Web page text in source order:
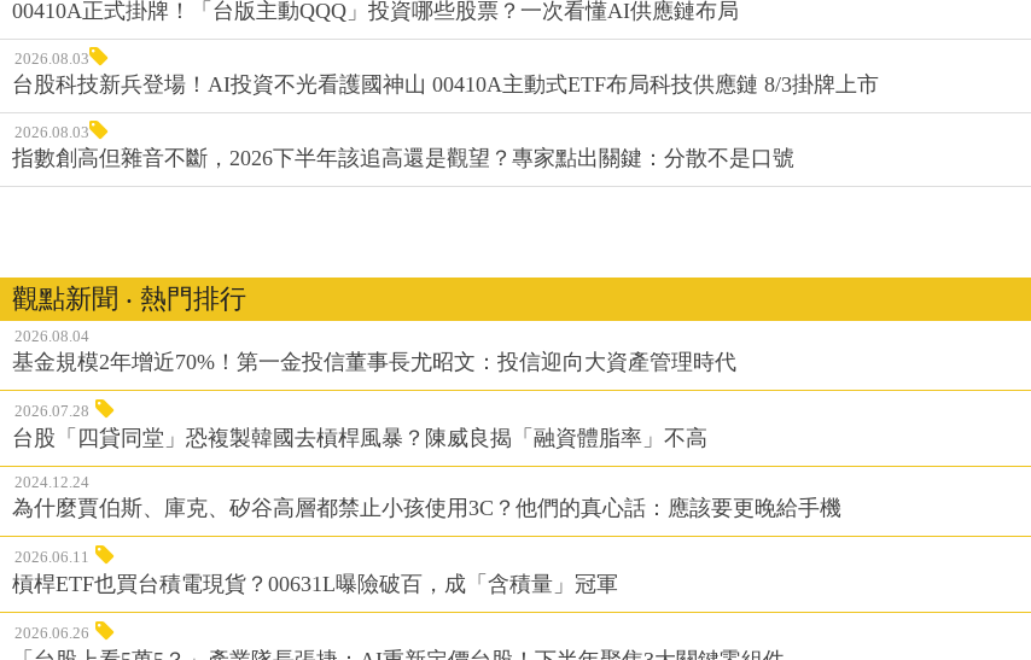
00410A正式掛牌！「台版主動QQQ」投資哪些股票？一次看懂AI供應鏈布局
2026.08.03
台股科技新兵登場！AI投資不光看護國神山 00410A主動式ETF布局科技供應鏈 8/3掛牌上市
2026.08.03
指數創高但雜音不斷，2026下半年該追高還是觀望？專家點出關鍵：分散不是口號
觀點新聞 ‧ 熱門排行
2026.08.04
基金規模2年增近70%！第一金投信董事長尤昭文：投信迎向大資產管理時代
2026.07.28
台股「四貸同堂」恐複製韓國去槓桿風暴？陳威良揭「融資體脂率」不高
2024.12.24
為什麼賈伯斯、庫克、矽谷高層都禁止小孩使用3C？他們的真心話：應該要更晚給手機
2026.06.11
槓桿ETF也買台積電現貨？00631L曝險破百，成「含積量」冠軍
2026.06.26